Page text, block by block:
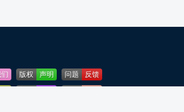
版权 声明 问题
反馈